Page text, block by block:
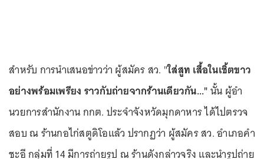
สําหรับ การนําเสนอข่าวว่า ผู้สมัคร สว. "ใส่สูท เสื้อในเชิ้ตขาว
อย่างพร้อมเพรียง ราวกับถ่ายจากร้านเดียวกัน..."นั้น ผู้อํา
นวยการสํานักงาน กกต. ประจําจังหวัดมุกดาหาร ได้ไปตรวจ
สอบ ณ ร้านกอไก่สตูดิโอแล้ว ปรากฏว่า ผู้สมัคร สว. อําเภอคํา
ชะอี กลุ่มที่ 14 มีการถ่ายรูป ณ ร้านดังกล่าวจริง และนํารูปถ่าย